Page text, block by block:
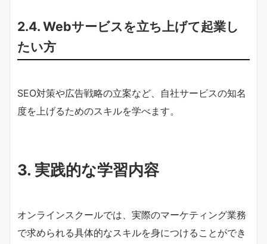
2.4. Webサービスを立ち上げて起業し
たい方
SEO対策や広告戦略の立案など、自社サービスの知名
度を上げるためのスキルを学べます。
3. 実践的な学習内容
オンラインスクールでは、実際のマーケティング業務
で求められる具体的なスキルを身につけることができ